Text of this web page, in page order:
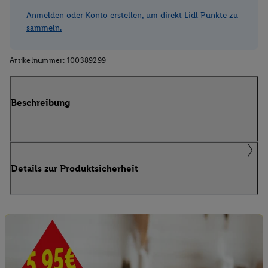
Anmelden oder Konto erstellen, um direkt Lidl Punkte zu
sammeln.
Artikelnummer: 100389299
Beschreibung
Details zur Produktsicherheit